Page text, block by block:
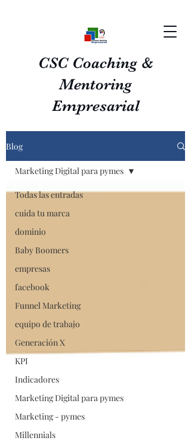
CSC Coaching &
Mentoring
Empresarial
Blog
Todas las entradas
cuida tu marca
dominio
Baby Boomers
empresas
facebook
Funnel Marketing
equipo de trabajo
Generación X
KPI
Indicadores
Marketing Digital para pymes
Marketing - pymes
Millennials
Marketing Digital para pymes